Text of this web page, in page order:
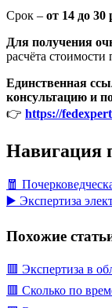
Срок – от 14 до 30
Для получения
расчёта
Единственная
консультацию и
👉 https://
Навигация
🧧
▶️ Экспертиза
Похожие
🟥 Экспертиза в
🟥 Сколько по